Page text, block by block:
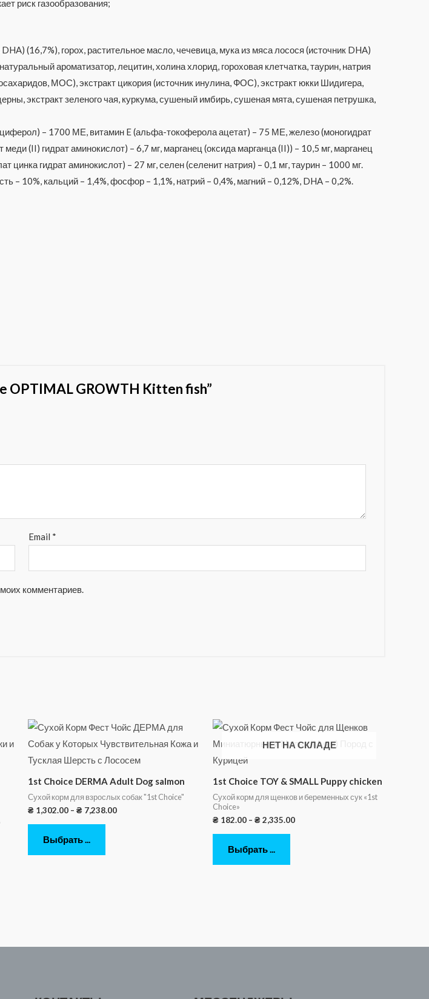
риск газообразования;
(16,7%), горох, растительное масло, чечевица, мука из мяса лосося (источник DHA)
ароматизатор, лецитин, холина хлорид, гороховая клетчатка, таурин, натрия
МОС), экстракт цикория (источник инулина, ФОС), экстракт юкки Шидигера,
экстракт зеленого чая, куркума, сушеный имбирь, сушеная мята, сушеная петрушка,
– 1700 МЕ, витамин E (альфа-токоферола ацетат) – 75 МЕ, железо (моногидрат
(II) гидрат аминокислот) – 6,7 мг, марганец (оксида марганца (II)) – 10,5 мг, марганец
цинка гидрат аминокислот) – 27 мг, селен (селенит натрия) – 0,1 мг, таурин – 1000 мг.
– 10%, кальций – 1,4%, фосфор – 1,1%, натрий – 0,4%, магний – 0,12%, DHA – 0,2%.
OPTIMAL GROWTH Kitten fish”
Email *
комментариев.
1st Choice DERMA Adult Dog salmon
Сухой корм для взрослых собак "1st Choice"
₴ 1,302.00 – ₴ 7,238.00
Выбрать ...
НЕТ НА СКЛАДЕ
1st Choice TOY & SMALL Puppy chicken
Сухой корм для щенков и беременных сук «1st
Choice»
₴ 182.00 – ₴ 2,335.00
Выбрать ...